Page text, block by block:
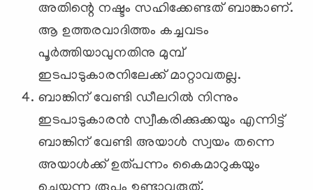
അതിന്റെ നഷ്ടം സഹിക്കേണ്ടത് ബാങ്കാണ്.
ആ ഉത്തരവാദിത്തം കച്ചവടം
പൂര്‍ത്തിയാവുനതിനു മുമ്പ്
ഇടപാടുകാരനിലേക്ക് മാറ്റാവതല്ല.
ബാങ്കിന് വേണ്ടി ഡീലറില്‍ നിന്നും
ഇടപാടുകാരന്‍ സ്വീകരിക്കുക്കയും എന്നിട്ട്
ബാങ്കിന് വേണ്ടി അയാള്‍ സ്വയം തന്നെ
അയാള്‍ക്ക് ഉത്പന്നം കൈമാറുകയും